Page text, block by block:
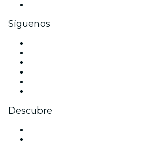
Síguenos
Descubre